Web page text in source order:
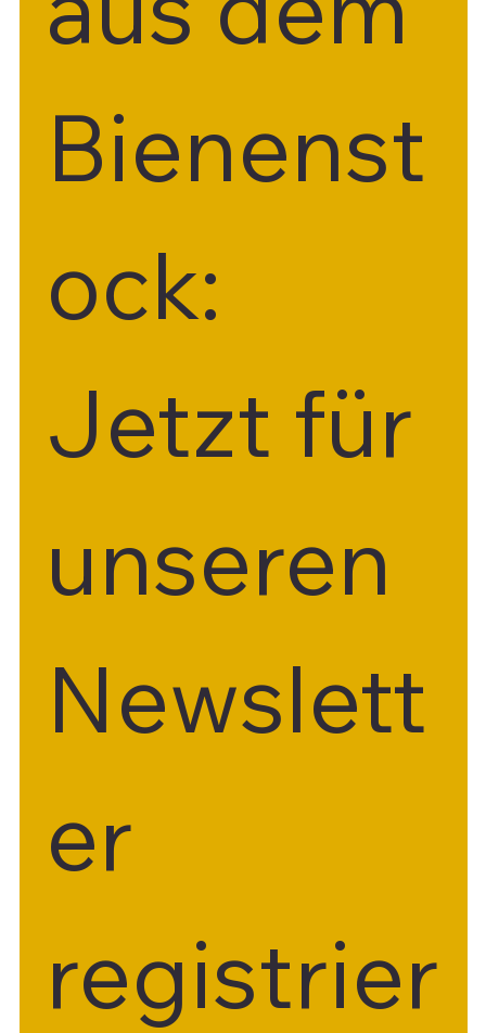
Bienenst
ock:
Jetzt für
unseren
Newslett
er
registrier